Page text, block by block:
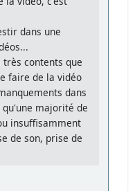
dans une
contents que
faire de la vidéo
dans
majorité de
insuffisamment
de son, prise de